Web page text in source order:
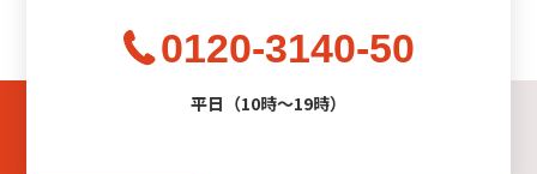
0120-3140-50
平日（10時〜19時）